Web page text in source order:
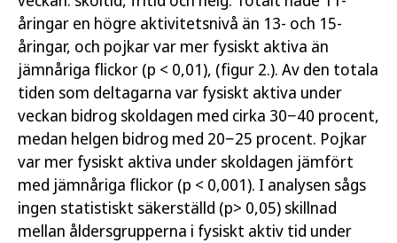
åringar en högre aktivitetsnivå än 13- och 15-
åringar, och pojkar var mer fysiskt aktiva än
jämnåriga flickor (p < 0,01), (figur 2.). Av den totala
tiden som deltagarna var fysiskt aktiva under
veckan bidrog skoldagen med cirka 30−40 procent,
medan helgen bidrog med 20−25 procent. Pojkar
var mer fysiskt aktiva under skoldagen jämfört
med jämnåriga flickor (p < 0,001). I analysen sågs
ingen statistiskt säkerställd (p> 0,05) skillnad
mellan åldersgrupperna i fysiskt aktiv tid under